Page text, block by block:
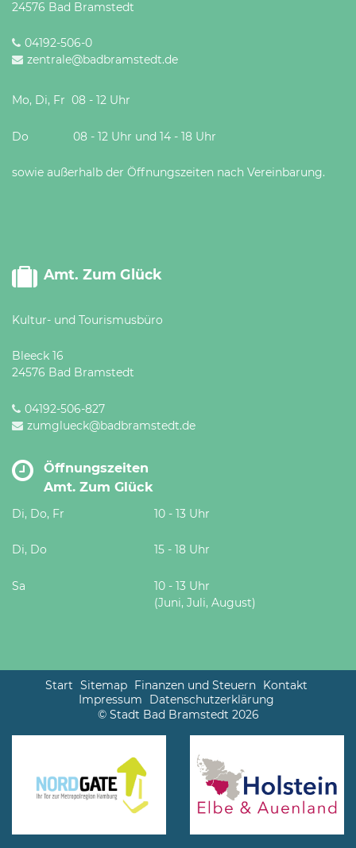
24576 Bad Bramstedt
04192-506-0
zentrale@badbramstedt.de
Mo, Di, Fr 08 - 12 Uhr
Do 08 - 12 Uhr und 14 - 18 Uhr
sowie außerhalb der Öffnungszeiten nach Vereinbarung.
Amt. Zum Glück
Kultur- und Tourismusbüro
Bleeck 16
24576 Bad Bramstedt
04192-506-827
zumglueck@badbramstedt.de
Öffnungszeiten
Amt. Zum Glück
Di, Do, Fr 10 - 13 Uhr
Di, Do 15 - 18 Uhr
Sa
10 - 13 Uhr
(Juni, Juli, August)
Start Sitemap Finanzen und Steuern
Kontakt
Impressum
Datenschutzerklärung
© Stadt Bad Bramstedt 2026